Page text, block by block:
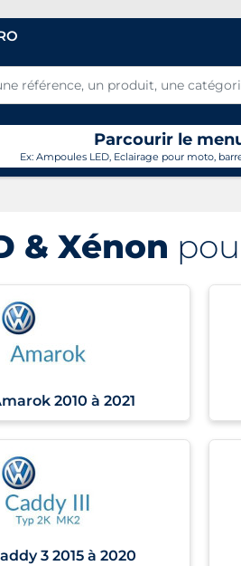
Parcourir le
Ex: Ampoules LED, Eclairage pour moto,
& Xénon
2010 à 2021
3 2015 à 2020